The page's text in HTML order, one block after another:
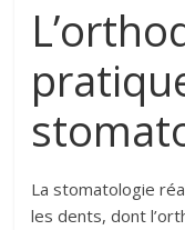
La stomatologie
les dents, dont